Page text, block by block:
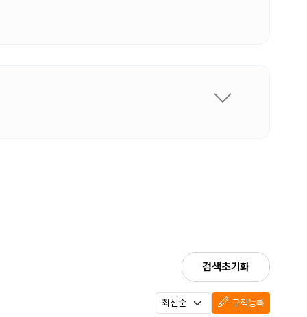
검색초기화
구직등록